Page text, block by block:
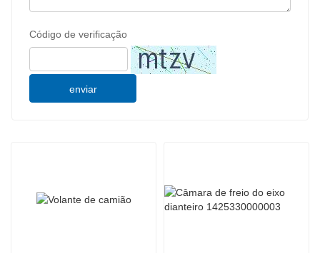
Código de verificação
enviar